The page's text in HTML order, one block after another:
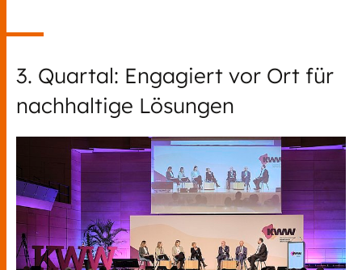
3. Quartal: Engagiert vor Ort für
nachhaltige Lösungen